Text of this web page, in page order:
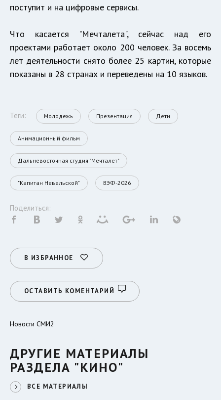
поступит и на цифровые сервисы.
Что касается "Мечталета", сейчас над его
проектами работает около 200 человек. За восемь
лет деятельности снято более 25 картин, которые
показаны в 28 странах и переведены на 10 языков.
Теги: Молодежь Презентация Дети
Анимационный фильм
Дальневосточная студия "Мечталет"
"Капитан Невельской" ВЭФ-2026
Поделиться:
В ИЗБРАННОЕ
ОСТАВИТЬ КОМЕНТАРИЙ
Новости СМИ2
ДРУГИЕ МАТЕРИАЛЫ
РАЗДЕЛА "КИНО"
ВСЕ МАТЕРИАЛЫ